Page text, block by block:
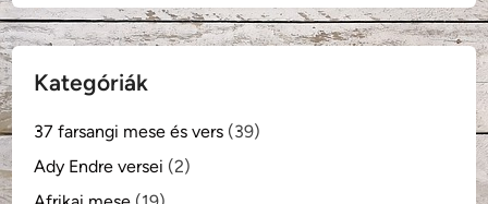
Kategóriák
37 farsangi mese és vers (39)
Ady Endre versei (2)